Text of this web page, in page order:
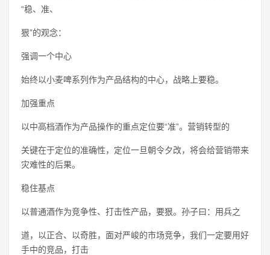
“稳、准、
狠”的观念：
强调一个中心
始终以小麦啤系列作为产品结构的中心，战略上要稳。
加强重点
以中高档酒作为产品操作的重点定位要“准”。营销转型的
关键在于定位的准确性，定位一旦朝令夕改，将会给营销带来
灾难性的后果。
稳住基点
以普通酒作为竞争性、打击性产品，要狠。孙子曰：用兵之
道，以正合、以奇胜，面对严峻的市场竞争，我们一定要用好
手中的竞品，打击